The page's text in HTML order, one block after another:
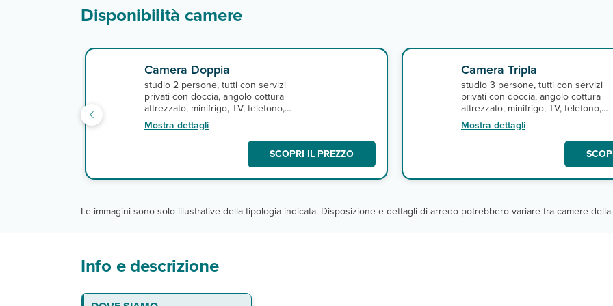
Disponibilità camere
Camera Doppia
studio 2 persone, tutti con servizi
privati con doccia, angolo cottura
attrezzato, minifrigo, TV, telefono,
asciugacapelli, cassetta di sicurezza e
connessione Wi-Fi gratuita.
Mostra dettagli
SCOPRI IL PREZZO
Camera Tripla
studio 3 persone, tutti con servizi
privati con doccia, angolo cottura
attrezzato, minifrigo, TV, telefono,
asciugacapelli, cassetta di sicurezza
connessione Wi-Fi gratuita.
Mostra dettagli
Le immagini sono solo illustrative della tipologia indicata. Disposizione e dettagli di arredo potrebbero variare tra camere
Info e descrizione